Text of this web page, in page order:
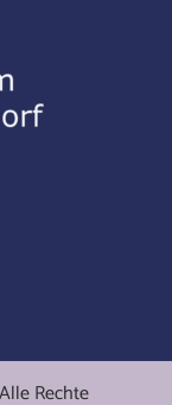
Rechte